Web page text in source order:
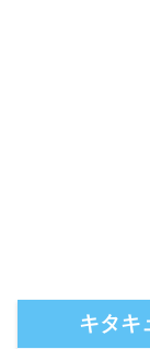
キタ